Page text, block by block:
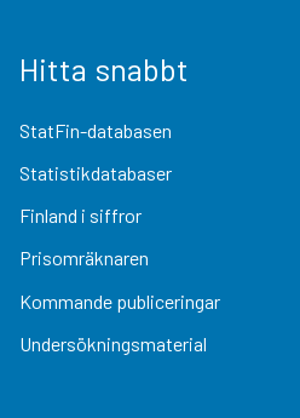
Hitta snabbt
StatFin-databasen
Statistikdatabaser
Finland i siffror
Prisomräknaren
Kommande publiceringar
Undersökningsmaterial